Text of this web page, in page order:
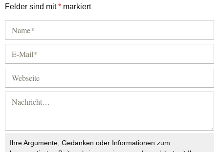
Felder sind mit* markiert
Ihre Argumente, Gedanken oder Informationen zum